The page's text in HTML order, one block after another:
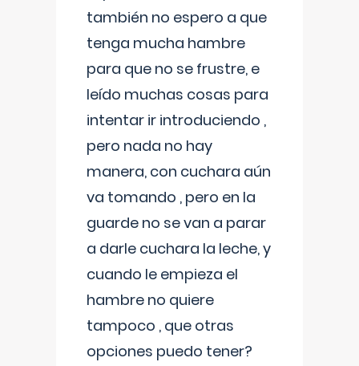
también no espero a que
tenga mucha hambre
para que no se frustre, e
leído muchas cosas para
intentar ir introduciendo ,
pero nada no hay
manera, con cuchara aún
va tomando , pero en la
guarde no se van a parar
a darle cuchara la leche, y
cuando le empieza el
hambre no quiere
tampoco , que otras
opciones puedo tener?